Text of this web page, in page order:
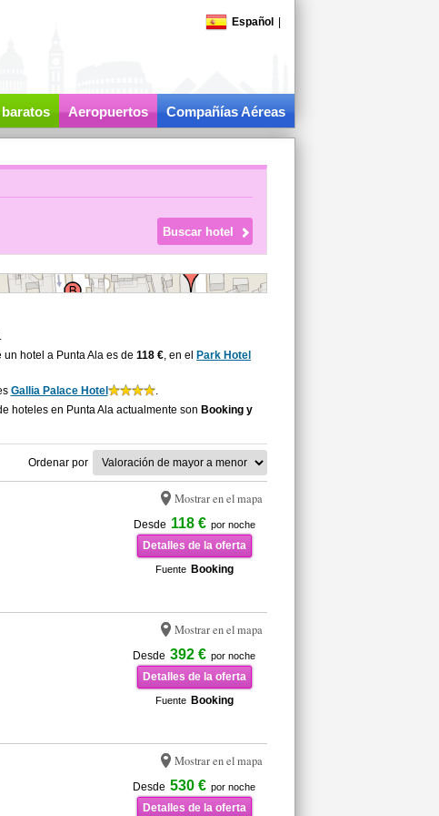
Español
Aeropuertos Compañías Aéreas
un hotel a Punta Ala es de118 €, en el
Park Hotel
Gallia Palace Hotel
.
hoteles en Punta Ala actualmente son Booking y
Ordenar por
Mostrar en el mapa
Desde 118 € por noche
Detalles de la oferta
Fuente Booking
Mostrar en el mapa
Desde 392 € por noche
Detalles de la oferta
Fuente Booking
Mostrar en el mapa
Desde 530 € por noche
Detalles de la oferta